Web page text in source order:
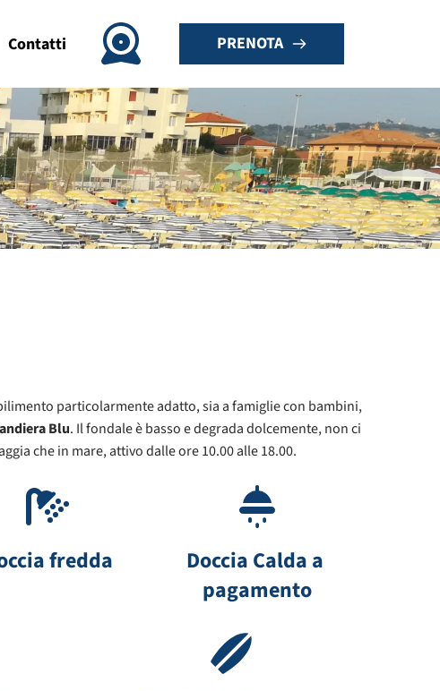
Contatti PRENOTA
particolarmente adatto, sia a famiglie con bambini,
Blu. Il fondale è basso e degrada dolcemente, non ci
che in mare, attivo dalle ore 10.00 alle 18.00.
fredda
Doccia Calda a
pagamento